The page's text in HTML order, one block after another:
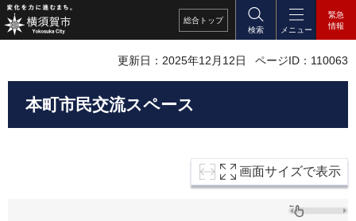
総合 トップ
検索
メニュー
緊急
情報
更新日：2025年12月12日 ページID：110063
本町市民交流スペース
画面サイズで表示